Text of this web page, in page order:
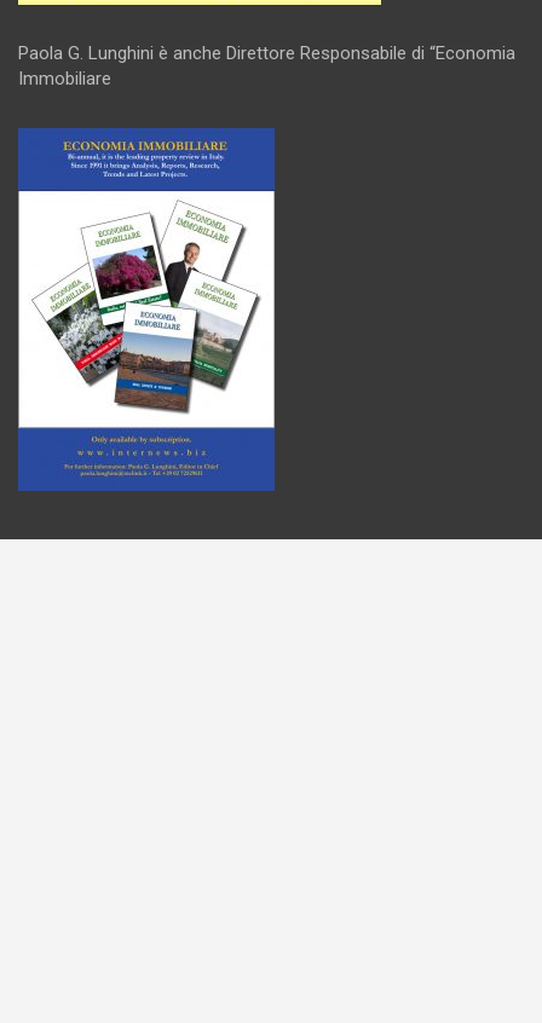
Paola G. Lunghini è anche Direttore Responsabile di “Economia
Immobiliare